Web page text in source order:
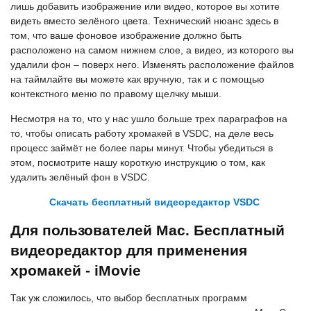
лишь добавить изображение или видео, которое вы хотите
видеть вместо зелёного цвета. Технический нюанс здесь в
том, что ваше фоновое изображение должно быть
расположено на самом нижнем слое, а видео, из которого вы
удалили фон – поверх него. Изменять расположение файлов
на таймлайте вы можете как вручную, так и с помощью
контекстного меню по правому щелчку мыши.
Несмотря на то, что у нас ушло больше трех параграфов на
то, чтобы описать работу хромакей в VSDC, на деле весь
процесс займёт не более пары минут. Чтобы убедиться в
этом, посмотрите нашу короткую инструкцию о том, как
удалить зелёный фон в VSDC.
Скачать бесплатный видеоредактор VSDC
Для пользователей Mac. Бесплатный
видеоредактор для применения
хромакей - iMovie
Так уж сложилось, что выбор бесплатных программ